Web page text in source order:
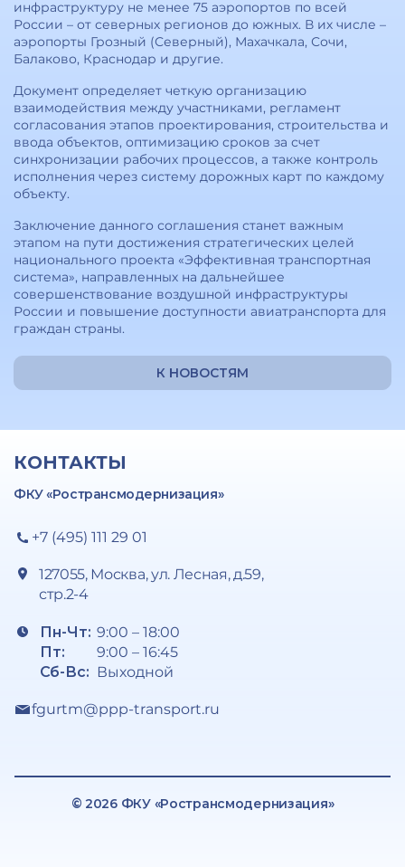
инфраструктуру не менее 75 аэропортов по всей
России – от северных регионов до южных. В их числе –
аэропорты Грозный (Северный), Махачкала, Сочи,
Балаково, Краснодар и другие.
Документ определяет четкую организацию
взаимодействия между участниками, регламент
согласования этапов проектирования, строительства и
ввода объектов, оптимизацию сроков за счет
синхронизации рабочих процессов, а также контроль
исполнения через систему дорожных карт по каждому
объекту.
Заключение данного соглашения станет важным
этапом на пути достижения стратегических целей
национального проекта «Эффективная транспортная
система», направленных на дальнейшее
совершенствование воздушной инфраструктуры
России и повышение доступности авиатранспорта для
граждан страны.
К НОВОСТЯМ
КОНТАКТЫ
ФКУ «Ространсмодернизация»
+7 (495) 111 29 01
127055, Москва, ул. Лесная, д.59,
стр.2-4
Пн-Чт:
Пт:
Сб-Вс:
9:00 – 18:00
9:00 – 16:45
Выходной
fgurtm@ppp-transport.ru
© 2026 ФКУ «Ространсмодернизация»